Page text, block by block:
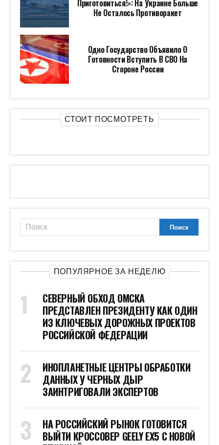
Приготовиться!»: На Украине Больше
Не Осталось Противоракет
Одно Государство Объявило О
Готовности Вступить В СВО На
Стороне России
СТОИТ ПОСМОТРЕТЬ
ПОПУЛЯРНОЕ ЗА НЕДЕЛЮ
СЕВЕРНЫЙ ОБХОД ОМСКА
ПРЕДСТАВЛЕН ПРЕЗИДЕНТУ КАК ОДИН
ИЗ КЛЮЧЕВЫХ ДОРОЖНЫХ ПРОЕКТОВ
РОССИЙСКОЙ ФЕДЕРАЦИИ
ИНОПЛАНЕТНЫЕ ЦЕНТРЫ ОБРАБОТКИ
ДАННЫХ У ЧЕРНЫХ ДЫР
ЗАИНТРИГОВАЛИ ЭКСПЕРТОВ
НА РОССИЙСКИЙ РЫНОК ГОТОВИТСЯ
ВЫЙТИ КРОССОВЕР GEELY EX5 С НОВОЙ